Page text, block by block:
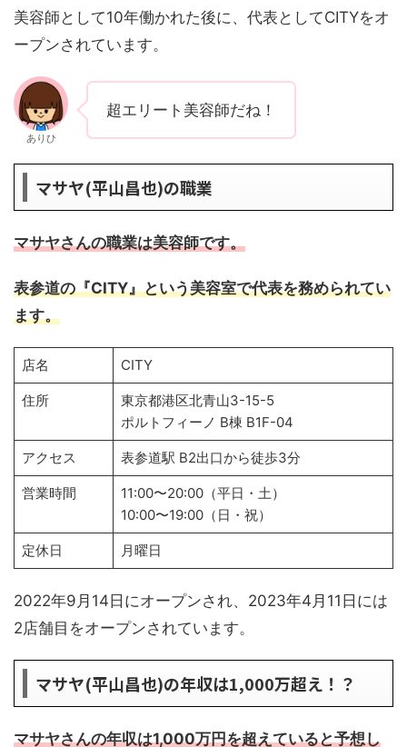
美容師として10年働かれた後に、代表としてCITYをオ
ープンされています。
ありひ
超エリート美容師だね！
マサヤ(平山昌也)の職業
マサヤさんの職業は美容師です。
表参道の『CITY』という美容室で代表を務められてい
ます。
店名 CITY
住所
東京都港区北青山3-15-5
ポルトフィーノ B棟 B1F-04
アクセス 表参道駅 B2出口から徒歩3分
営業時間
11:00〜20:00（平日・土）
10:00〜19:00（日・祝）
定休日 月曜日
2022年9月14日にオープンされ、2023年4月11日には
2店舗目をオープンされています。
マサヤ(平山昌也)の年収は1,000万超え！？
マサヤさんの年収は1,000万円を超えていると予想し